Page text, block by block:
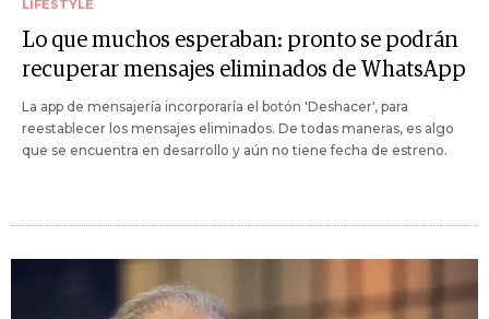
LIFESTYLE
Lo que muchos esperaban: pronto se podrán
recuperar mensajes eliminados de WhatsApp
La app de mensajería incorporaría el botón 'Deshacer', para
reestablecer los mensajes eliminados. De todas maneras, es algo
que se encuentra en desarrollo y aún no tiene fecha de estreno.